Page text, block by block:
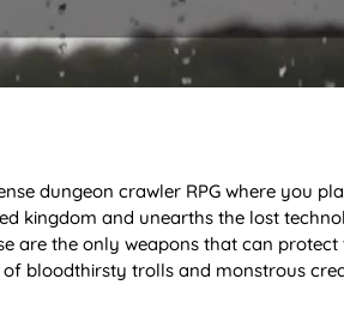
dungeon crawler RPG where you
kingdom and unearths the lost
are the only weapons that can
bloodthirsty trolls and monstrous